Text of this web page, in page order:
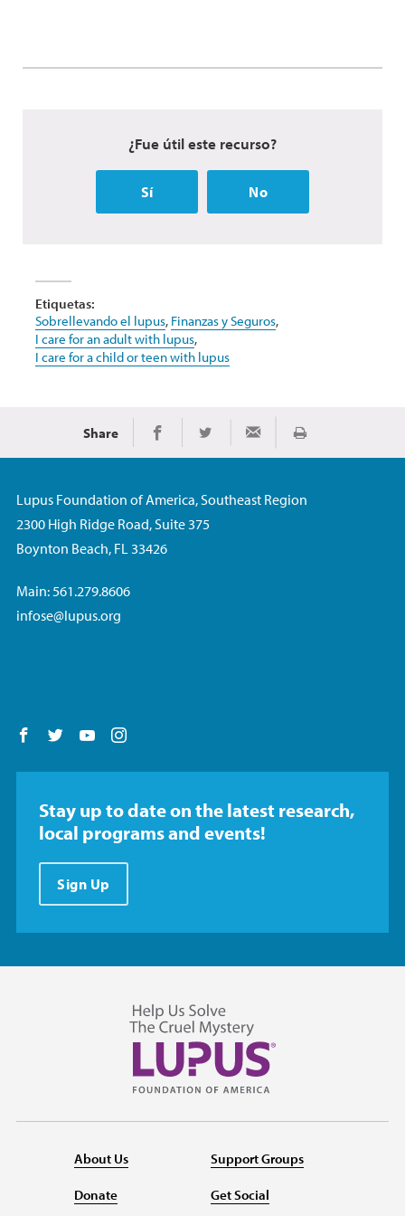
¿Fue útil este recurso?
Sí No
Etiquetas:
Sobrellevando el lupus, Finanzas y Seguros,
I care for an adult with lupus,
I care for a child or teen with lupus
Share Share on Facebook
Share on TwitterShare via EmailImprimir
Lupus Foundation of America, Southeast Region
2300 High Ridge Road, Suite 375
Boynton Beach, FL 33426
Main: 561.279.8606
infose@lupus.org
Follow us on Facebook
Follow us on Twitter
Follow us on YouTube
Stay up to date on the latest research,
local programs and events!
Sign Up
About Us
Donate
Support Groups
Get Social